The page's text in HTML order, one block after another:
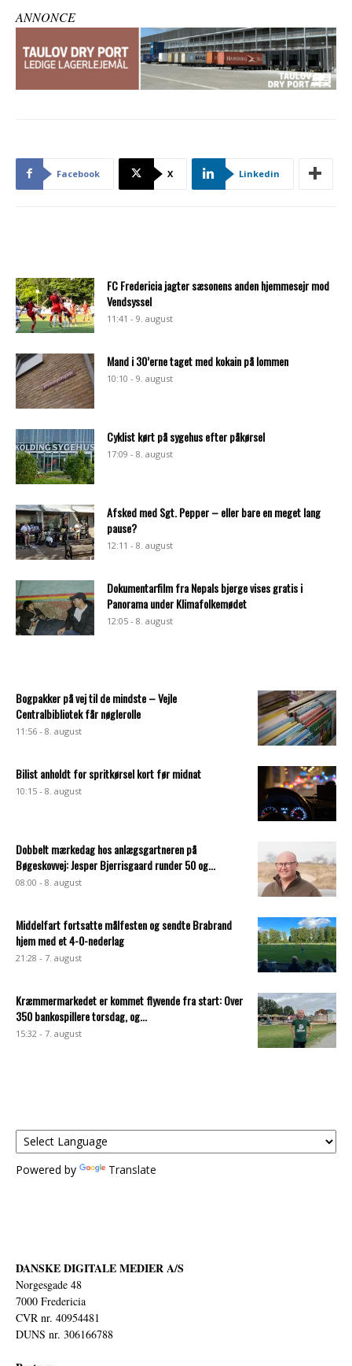
ANNONCE
Facebook X Linkedin
FC Fredericia jagter sæsonens anden hjemmesejr mod
Vendsyssel
11:41 - 9. august
Mand i 30’erne taget med kokain på lommen
10:10 - 9. august
Cyklist kørt på sygehus efter påkørsel
17:09 - 8. august
Afsked med Sgt. Pepper – eller bare en meget lang
pause?
12:11 - 8. august
Dokumentarfilm fra Nepals bjerge vises gratis i
Panorama under Klimafolkemødet
12:05 - 8. august
Bogpakker på vej til de mindste – Vejle
Centralbibliotek får nøglerolle
11:56 - 8. august
Bilist anholdt for spritkørsel kort før midnat
10:15 - 8. august
Dobbelt mærkedag hos anlægsgartneren på
Bøgeskovvej: Jesper Bjerrisgaard runder 50 og...
08:00 - 8. august
Middelfart fortsatte målfesten og sendte Brabrand
hjem med et 4-0-nederlag
21:28 - 7. august
Kræmmermarkedet er kommet flyvende fra start: Over
350 bankospillere torsdag, og...
15:32 - 7. august
Powered by Translate
DANSKE DIGITALE MEDIER A/S
Norgesgade 48
7000 Fredericia
CVR nr. 40954481
DUNS nr. 306166788